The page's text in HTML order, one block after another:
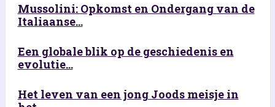
Mussolini: Opkomst en Ondergang van de
Italiaanse...
Een globale blik op de geschiedenis en
evolutie...
Het leven van een jong Joods meisje in